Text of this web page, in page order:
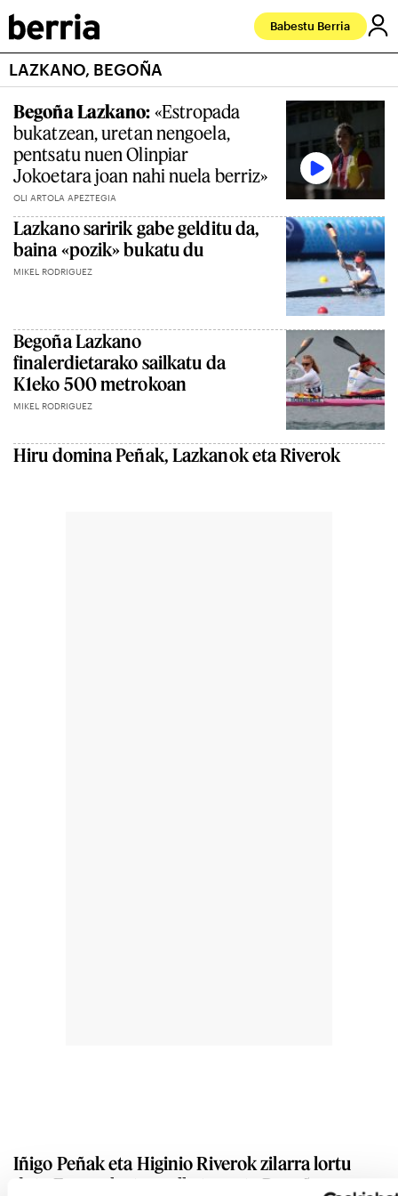
Babestu Berria
LAZKANO, BEGOÑA
Begoña Lazkano: «Estropada
bukatzean, uretan nengoela,
pentsatu nuen Olinpiar
Jokoetara joan nahi nuela berriz»
OLI ARTOLA APEZTEGIA
Lazkano saririk gabe gelditu da,
baina «pozik» bukatu du
MIKEL RODRIGUEZ
Begoña Lazkano
finalerdietarako sailkatu da
K1eko 500 metrokoan
MIKEL RODRIGUEZ
Hiru domina Peñak, Lazkanok eta Riverok
Iñigo Peñak eta Higinio Riverok zilarra lortu
dute Europako txapelketan, eta Begoña